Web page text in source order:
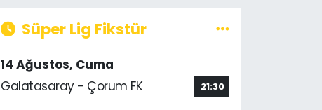
Süper Lig Fikstür
14 Ağustos, Cuma
Galatasaray - Çorum FK
21:30